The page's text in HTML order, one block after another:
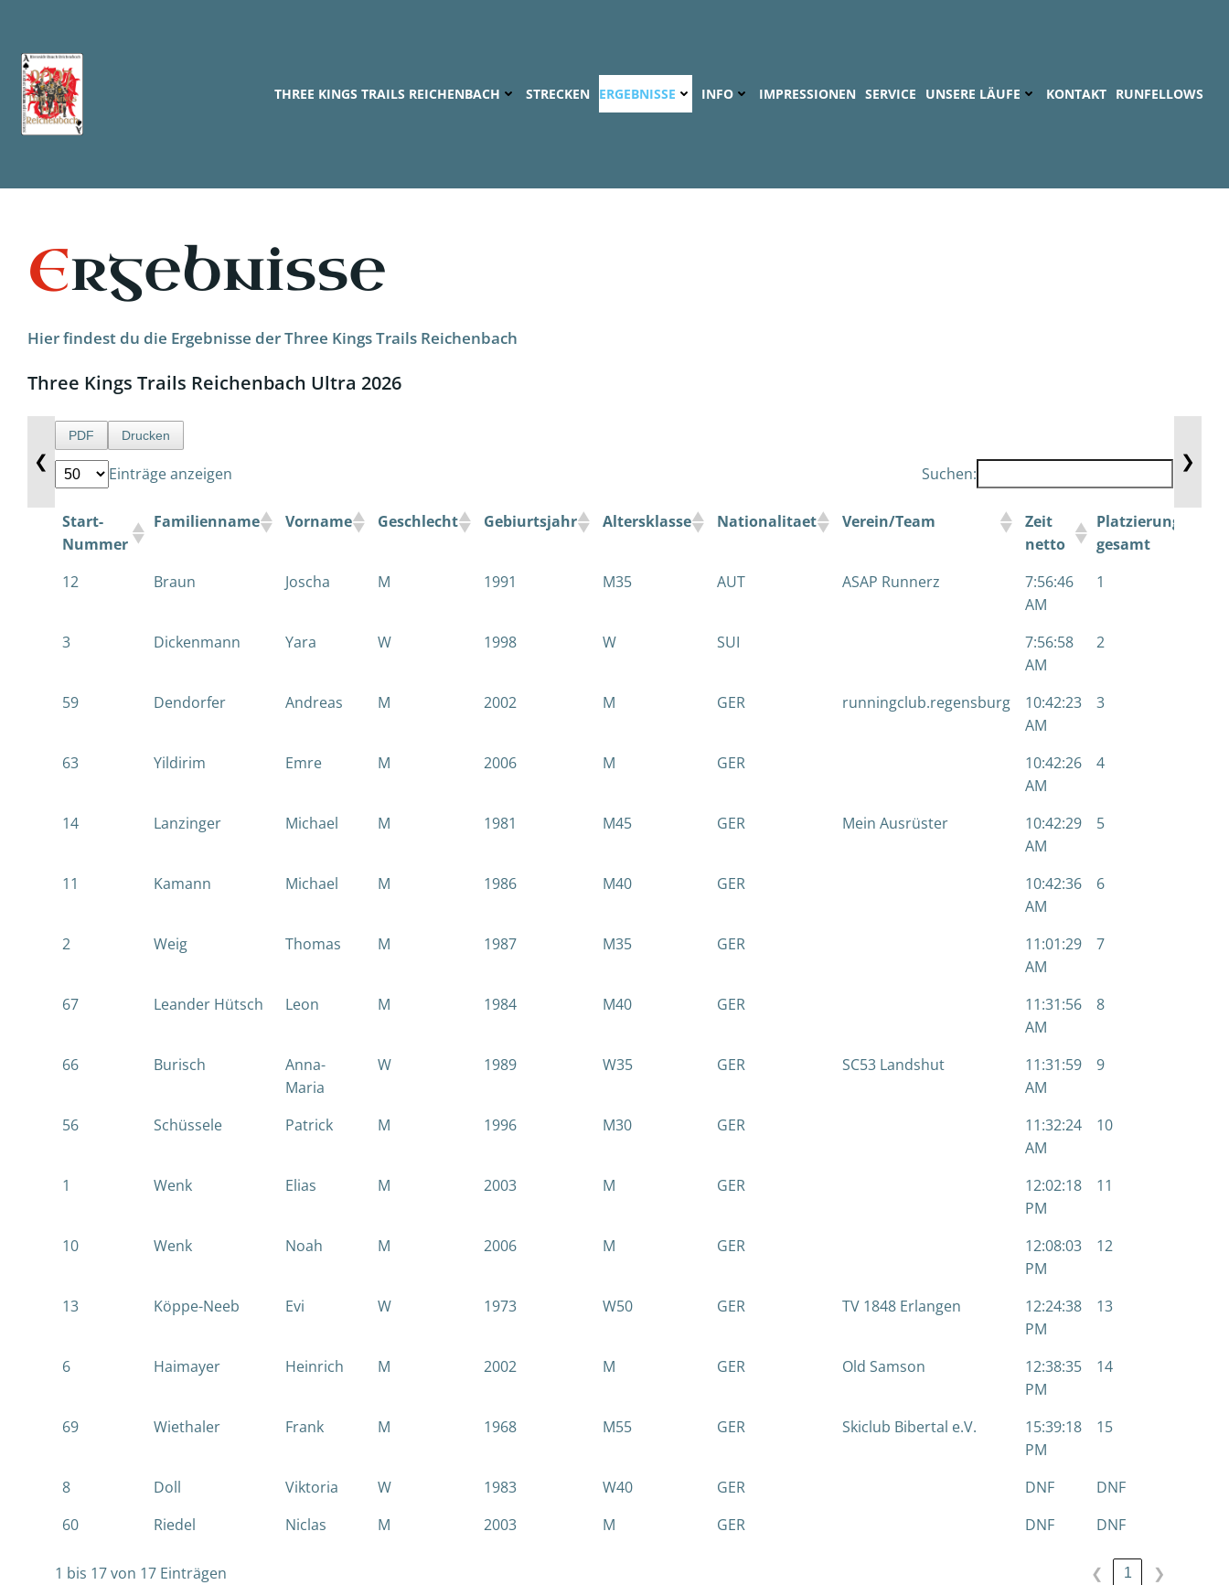
springen
THREE KINGS TRAILS REICHENBACH STRECKEN ERGEBNISSE INFO IMPRESSIONEN SERVICE UNSERE LÄUFE KONTAKT RUNFELLOWS
Ergebnisse
Hier findest du die Ergebnisse der Three Kings Trails Reichenbach
Three Kings Trails Reichenbach Ultra 2026
❮
PDF Drucken
Einträge anzeigen Suchen:
Start-
Nummer
Familienname Vorname Geschlecht Gebiurtsjahr Altersklasse Nationalitaet Verein/Team
Zeit
netto
Platzierung
gesamt
12
Braun Joscha M 1991 M35 AUT ASAP Runnerz
7:56:46
AM
1
3 Dickenmann Yara W 1998 W SUI
7:56:58
AM
2
59 Dendorfer Andreas M 2002 M GER runningclub.regensburg
10:42:23
AM
3
63 Yildirim Emre M 2006 M GER
10:42:26
AM
4
14 Lanzinger Michael M 1981 M45 GER Mein Ausrüster
10:42:29
AM
5
11 Kamann Michael M 1986 M40 GER
10:42:36
AM
6
2 Weig Thomas M 1987 M35 GER
11:01:29
AM
7
67 Leander Hütsch Leon M 1984 M40 GER
11:31:56
AM
8
66 Burisch
Anna-
Maria
W 1989 W35 GER SC53 Landshut
11:31:59
AM
9
56 Schüssele Patrick M 1996 M30 GER
11:32:24
AM
10
1 Wenk Elias M 2003 M GER
12:02:18
PM
11
10 Wenk Noah M 2006 M GER
12:08:03
PM
12
13 Köppe-Neeb Evi W 1973 W50 GER TV 1848 Erlangen
12:24:38
PM
13
6 Haimayer Heinrich M 2002 M GER Old Samson
12:38:35
PM
14
69 Wiethaler Frank M 1968 M55 GER Skiclub Bibertal e.V.
15:39:18
PM
15
8 Doll Viktoria W 1983 W40 GER DNF DNF
60
Riedel Niclas M 2003 M GER DNF DNF
1 bis 17 von 17 Einträgen ❮ 1 ❯
❯